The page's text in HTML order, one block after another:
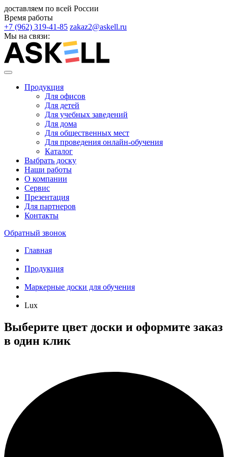
доставляем по всей России
Время работы
+7 (962) 319-41-85 zakaz2@askell.ru
Мы на связи:
Продукция
Для офисов
Для детей
Для учебных заведений
Для дома
Для общественных мест
Для проведения онлайн-обучения
Каталог
Выбрать доску
Наши работы
О компании
Сервис
Презентация
Для партнеров
Контакты
Обратный звонок
Главная
Продукция
Маркерные доски для обучения
Lux
Выберите цвет доски и оформите заказ
в один клик